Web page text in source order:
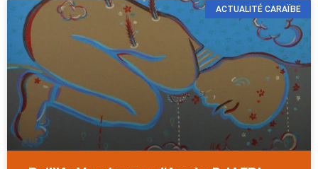
ACTUALITÉ CARAÏBE